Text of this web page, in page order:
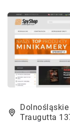
Traugutta